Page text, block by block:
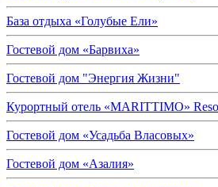
База отдыха «Голубые Ели»
Гостевой дом «Барвиха»
Гостевой дом "Энергия Жизни"
Курортный отель «MARITTIMO»
Гостевой дом «Усадьба Власовых»
Гостевой дом «Азалия»